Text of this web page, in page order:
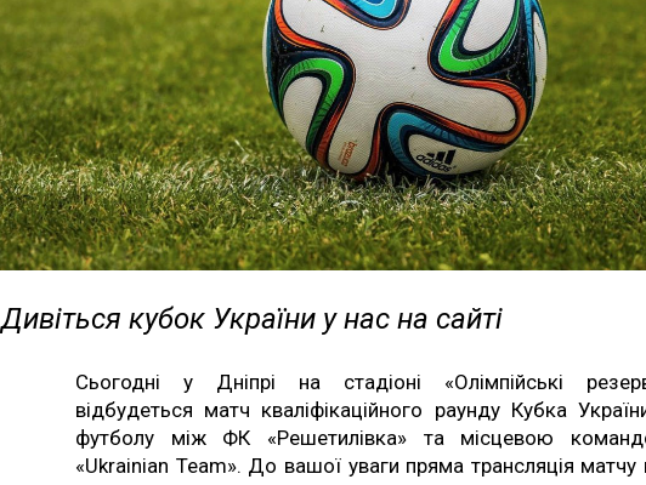
Дивіться кубок України у нас на сайті
Сьогодні у Дніпрі на стадіоні «Олімпійські
відбудеться матч кваліфікаційного раунду Кубка
футболу між ФК «Решетилівка» та місцевою
«Ukrainian Team». До вашої уваги пряма трансляція матчу